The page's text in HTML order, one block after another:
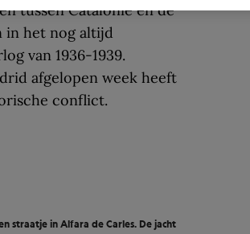
tussen Catalonië en de
in het nog altijd
van 1936-1939.
afgelopen week heeft
conflict.
straatje in Alfara de Carles. De jacht